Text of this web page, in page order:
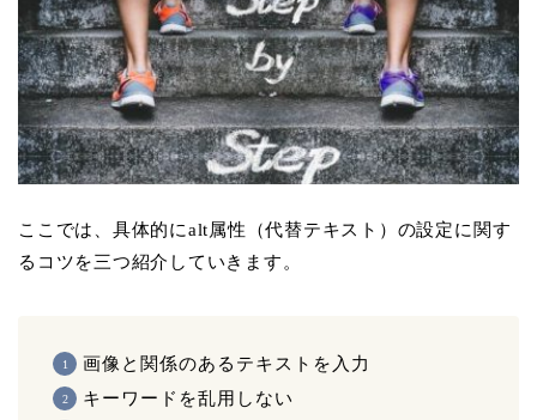
ここでは、具体的にalt属性（代替テキスト）の設定に関す
るコツを三つ紹介していきます。
画像と関係のあるテキストを入力
キーワードを乱用しない